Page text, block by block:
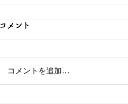
コメント
コメントを追加…